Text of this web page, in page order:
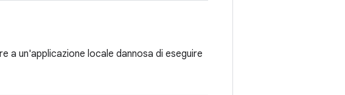
a un'applicazione locale dannosa di eseguire